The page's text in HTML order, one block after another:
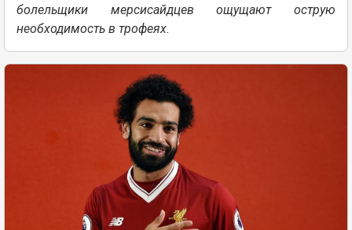
болельщики мерсисайдцев ощущают острую
необходимость в трофеях.